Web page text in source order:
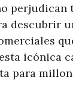
perjudican
descubrir
icónica
para